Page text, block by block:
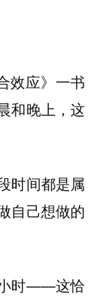
效应》一书
和晚上，这
时间都是属
自己想做的
时——这恰